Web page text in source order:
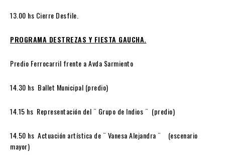
13.00 hs Cierre Desfile.
PROGRAMA DESTREZAS Y FIESTA GAUCHA.
Predio Ferrocarril frente a Avda Sarmiento
14.30 hs Ballet Municipal (predio)
14.15 hs Representación del ¨ Grupo de Indios ¨ (predio)
14.50 hs Actuación artística de ¨ Vanesa Alejandra ¨ (escenario
mayor)